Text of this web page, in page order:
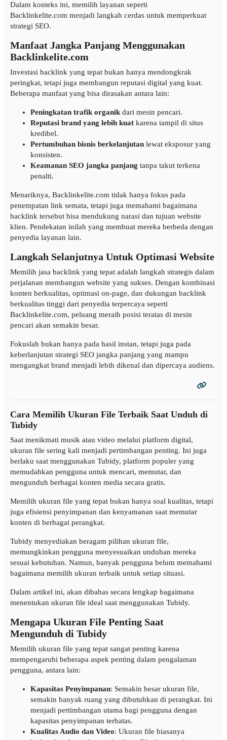
Dalam konteks ini, memilih layanan seperti
Backlinkelite.com menjadi langkah cerdas untuk memperkuat
strategi SEO.
Manfaat Jangka Panjang Menggunakan
Backlinkelite.com
Investasi backlink yang tepat bukan hanya mendongkrak
peringkat, tetapi juga membangun reputasi digital yang kuat.
Beberapa manfaat yang bisa dirasakan antara lain:
Peningkatan trafik organik dari mesin pencari.
Reputasi brand yang lebih kuat karena tampil di situs
kredibel.
Pertumbuhan bisnis berkelanjutan lewat eksposur yang
konsisten.
Keamanan SEO jangka panjang tanpa takut terkena
penalti.
Menariknya, Backlinkelite.com tidak hanya fokus pada
penempatan link semata, tetapi juga memahami bagaimana
backlink tersebut bisa mendukung narasi dan tujuan website
klien. Pendekatan inilah yang membuat mereka berbeda dengan
penyedia layanan lain.
Langkah Selanjutnya Untuk Optimasi Website
Memilih jasa backlink yang tepat adalah langkah strategis dalam
perjalanan membangun website yang sukses. Dengan kombinasi
konten berkualitas, optimasi on-page, dan dukungan backlink
berkualitas tinggi dari penyedia terpercaya seperti
Backlinkelite.com, peluang meraih posisi teratas di mesin
pencari akan semakin besar.
Fokuslah bukan hanya pada hasil instan, tetapi juga pada
keberlanjutan strategi SEO jangka panjang yang mampu
mengangkat brand menjadi lebih dikenal dan dipercaya audiens.
Cara Memilih Ukuran File Terbaik Saat Unduh di
Tubidy
Saat menikmati musik atau video melalui platform digital,
ukuran file sering kali menjadi pertimbangan penting. Ini juga
berlaku saat menggunakan Tubidy, platform populer yang
memudahkan pengguna untuk mencari, memutar, dan
mengunduh berbagai konten media secara gratis.
Memilih ukuran file yang tepat bukan hanya soal kualitas, tetapi
juga efisiensi penyimpanan dan kenyamanan saat memutar
konten di berbagai perangkat.
Tubidy menyediakan beragam pilihan ukuran file,
memungkinkan pengguna menyesuaikan unduhan mereka
sesuai kebutuhan. Namun, banyak pengguna belum memahami
bagaimana memilih ukuran terbaik untuk setiap situasi.
Dalam artikel ini, akan dibahas secara lengkap bagaimana
menentukan ukuran file ideal saat menggunakan Tubidy.
Mengapa Ukuran File Penting Saat
Mengunduh di Tubidy
Memilih ukuran file yang tepat sangat penting karena
mempengaruhi beberapa aspek penting dalam pengalaman
pengguna, antara lain:
Kapasitas Penyimpanan: Semakin besar ukuran file,
semakin banyak ruang yang dibutuhkan di perangkat. Ini
menjadi pertimbangan utama bagi pengguna dengan
kapasitas penyimpanan terbatas.
Kualitas Audio dan Video: Ukuran file biasanya